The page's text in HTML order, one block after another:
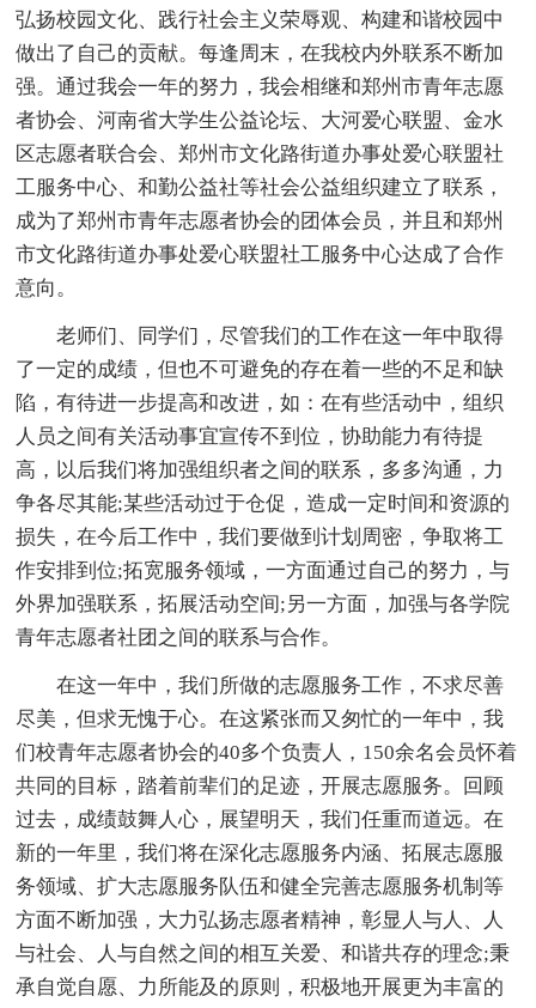
弘扬校园文化、践行社会主义荣辱观、构建和谐校园中
做出了自己的贡献。每逢周末，在我校内外联系不断加
强。通过我会一年的努力，我会相继和郑州市青年志愿
者协会、河南省大学生公益论坛、大河爱心联盟、金水
区志愿者联合会、郑州市文化路街道办事处爱心联盟社
工服务中心、和勤公益社等社会公益组织建立了联系，
成为了郑州市青年志愿者协会的团体会员，并且和郑州
市文化路街道办事处爱心联盟社工服务中心达成了合作
意向。
老师们、同学们，尽管我们的工作在这一年中取得
了一定的成绩，但也不可避免的存在着一些的不足和缺
陷，有待进一步提高和改进，如：在有些活动中，组织
人员之间有关活动事宜宣传不到位，协助能力有待提
高，以后我们将加强组织者之间的联系，多多沟通，力
争各尽其能;某些活动过于仓促，造成一定时间和资源的
损失，在今后工作中，我们要做到计划周密，争取将工
作安排到位;拓宽服务领域，一方面通过自己的努力，与
外界加强联系，拓展活动空间;另一方面，加强与各学院
青年志愿者社团之间的联系与合作。
在这一年中，我们所做的志愿服务工作，不求尽善
尽美，但求无愧于心。在这紧张而又匆忙的一年中，我
们校青年志愿者协会的40多个负责人，150余名会员怀着
共同的目标，踏着前辈们的足迹，开展志愿服务。回顾
过去，成绩鼓舞人心，展望明天，我们任重而道远。在
新的一年里，我们将在深化志愿服务内涵、拓展志愿服
务领域、扩大志愿服务队伍和健全完善志愿服务机制等
方面不断加强，大力弘扬志愿者精神，彰显人与人、人
与社会、人与自然之间的相互关爱、和谐共存的理念;秉
承自觉自愿、力所能及的原则，积极地开展更为丰富的